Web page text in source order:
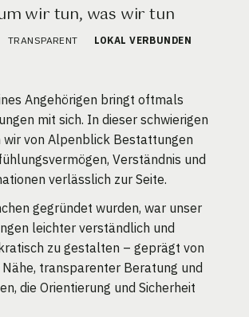
wir tun, was wir tun
TRANSPARENT LOKAL VERBUNDEN
Angehörigen bringt oftmals
mit sich. In dieser schwierigen
wir von Alpenblick Bestattungen
Verständnis und
verlässlich zur Seite.
gegründet wurden, war unser
leichter verständlich und
zu gestalten – geprägt von
transparenter Beratung und
die Orientierung und Sicherheit